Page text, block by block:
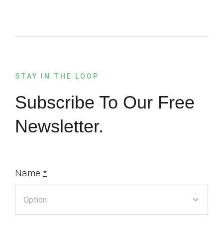
STAY IN THE LOOP
Subscribe To Our Free
Newsletter.
Name*